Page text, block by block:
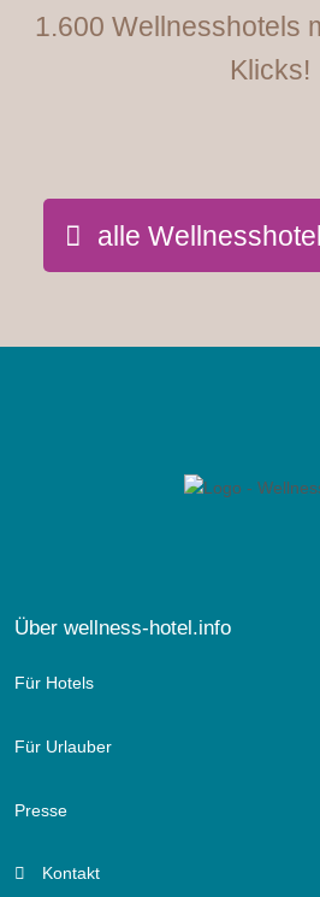
1.600 Wellnesshotels
Klicks!
alle
Über wellness-hotel.info
Für Hotels
Für Urlauber
Presse
Kontakt